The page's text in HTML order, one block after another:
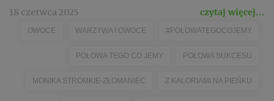
18 czerwca 2025 czytaj więcej...
OWOCE WARZYWA I OWOCE #POŁOWATEGOCOJEMY
POŁOWA TEGO CO JEMY POŁOWA SUKCESU
MONIKA STROMKIE-ZŁOMANIEC Z KALORIAMI NA PIEŃKU